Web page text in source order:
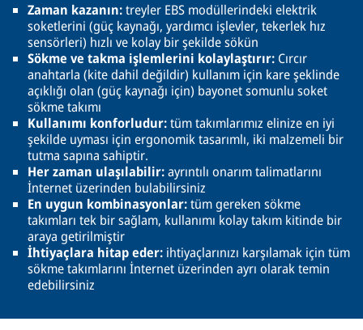
Zaman kazanın:treyler EBS modüllerindeki elektrik
soketlerini (güç kaynağı, yardımcı işlevler, tekerlek hız
sensörleri) hızlı ve kolay bir şekilde sökün
Sökme ve takma işlemlerini kolaylaştırır: Cırcır
anahtarla (kite dahil değildir) kullanım için kare şeklinde
açıklığı olan (güç kaynağı için) bayonet somunlu soket
sökme takımı
Kullanımı konforludur:tüm takımlarımız elinize en iyi
şekilde uyması için ergonomik tasarımlı, iki malzemeli bir
tutma sapına sahiptir.
Her zaman ulaşılabilir:ayrıntılı onarım talimatlarını
İnternet üzerinden bulabilirsiniz
En uygun kombinasyonlar:tüm gereken sökme
takımları tek bir sağlam, kullanımı kolay takım kitinde bir
araya getirilmiştir
İhtiyaçlara hitap eder: ihtiyaçlarınızı karşılamak için tüm
sökme takımlarını İnternet üzerinden ayrı olarak temin
edebilirsiniz